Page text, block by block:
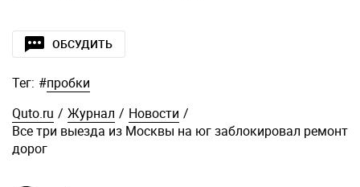
ОБСУДИТЬ
Тег: #пробки
Quto.ru / Журнал / Новости /
Все три выезда из Москвы на юг заблокировал ремонт
дорог